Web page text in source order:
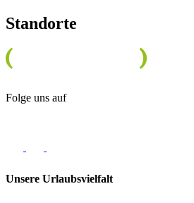
Standorte
Folge uns auf
Unsere Urlaubsvielfalt